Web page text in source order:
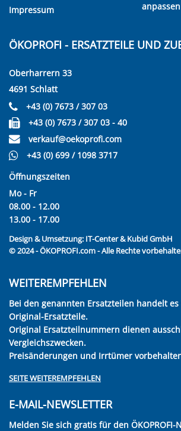
Impressum
anpassen
ÖKOPROFI - ERSATZTEILE UND
Oberharrern 33
4691 Schlatt
+43 (0) 7673 / 307 03
+43 (0) 7673 / 307 03 - 40
verkauf@oekoprofi.com
+43 (0) 699 / 1098 3717
Öffnungszeiten
Mo - Fr
08.00 - 12.00
13.00 - 17.00
Design & Umsetzung: IT-Center & Kubid GmbH
© 2024 - ÖKOPROFI.com - Alle Rechte
WEITEREMPFEHLEN
Bei den genannten Ersatzteilen handelt
Original-Ersatzteile.
Original Ersatzteilnummern dienen
Vergleichszwecken.
Preisänderungen und Irrtümer
SEITE WEITEREMPFEHLEN
E-MAIL-NEWSLETTER
Melden Sie sich gratis für den ÖKOPROFI-